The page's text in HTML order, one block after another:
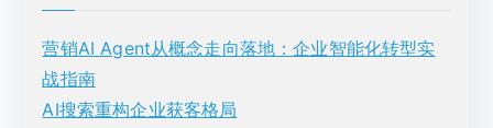
营销AI Agent从概念走向落地：企业智能化转型实
战指南
AI搜索重构企业获客格局